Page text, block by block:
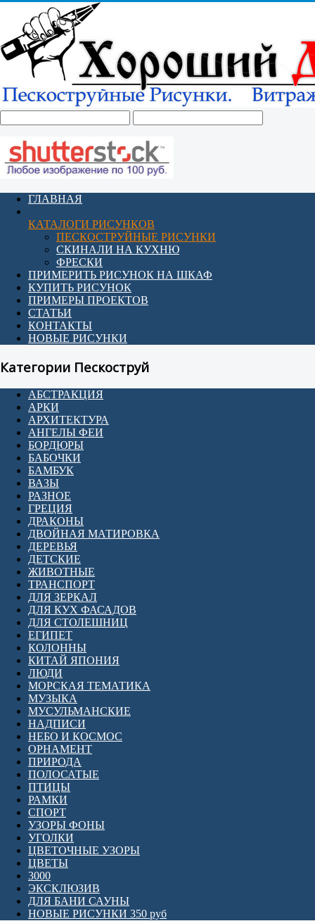
ГЛАВНАЯ
КАТАЛОГИ РИСУНКОВ
ПЕСКОСТРУЙНЫЕ РИСУНКИ
СКИНАЛИ НА КУХНЮ
ФРЕСКИ
ПРИМЕРИТЬ РИСУНОК НА ШКАФ
КУПИТЬ РИСУНОК
ПРИМЕРЫ ПРОЕКТОВ
СТАТЬИ
КОНТАКТЫ
НОВЫЕ РИСУНКИ
Категории Пескоструй
АБСТРАКЦИЯ
АРКИ
АРХИТЕКТУРА
АНГЕЛЫ ФЕИ
БОРДЮРЫ
БАБОЧКИ
БАМБУК
ВАЗЫ
РАЗНОЕ
ГРЕЦИЯ
ДРАКОНЫ
ДВОЙНАЯ МАТИРОВКА
ДЕРЕВЬЯ
ДЕТСКИЕ
ЖИВОТНЫЕ
ТРАНСПОРТ
ДЛЯ ЗЕРКАЛ
ДЛЯ КУХ ФАСАДОВ
ДЛЯ СТОЛЕШНИЦ
ЕГИПЕТ
КОЛОННЫ
КИТАЙ ЯПОНИЯ
ЛЮДИ
МОРСКАЯ ТЕМАТИКА
МУЗЫКА
МУСУЛЬМАНСКИЕ
НАДПИСИ
НЕБО И КОСМОС
ОРНАМЕНТ
ПРИРОДА
ПОЛОСАТЫЕ
ПТИЦЫ
РАМКИ
СПОРТ
УЗОРЫ ФОНЫ
УГОЛКИ
ЦВЕТОЧНЫЕ УЗОРЫ
ЦВЕТЫ
3000
ЭКСКЛЮЗИВ
ДЛЯ БАНИ САУНЫ
НОВЫЕ РИСУНКИ 350 руб